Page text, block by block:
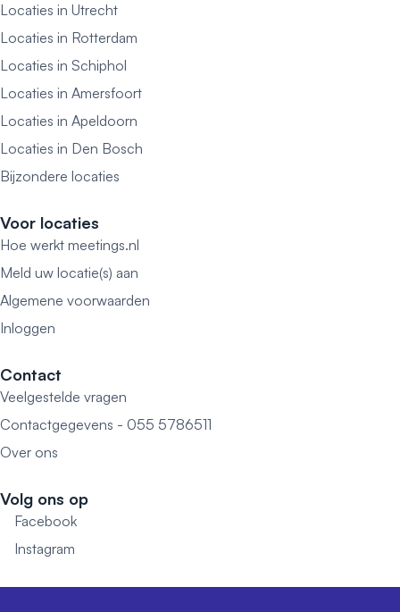
Locaties in Utrecht
Locaties in Rotterdam
Locaties in Schiphol
Locaties in Amersfoort
Locaties in Apeldoorn
Locaties in Den Bosch
Bijzondere locaties
Voor locaties
Hoe werkt meetings.nl
Meld uw locatie(s) aan
Algemene voorwaarden
Inloggen
Contact
Veelgestelde vragen
Contactgegevens - 055 5786511
Over ons
Volg ons op
Facebook
Instagram